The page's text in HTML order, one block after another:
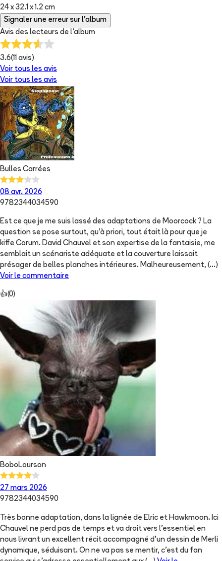
24 x 32.1 x 1.2 cm
Signaler une erreur sur l'album
Avis des lecteurs de l'album
3.6(11 avis)
Voir tous les avis
Voir tous les avis
Bulles Carrées
08 avr. 2026
9782344034590
Est ce que je me suis lassé des adaptations de Moorcock ? La
question se pose surtout, qu'à priori, tout était là pour que je
kiffe Corum. David Chauvel et son expertise de la fantaisie, me
semblait un scénariste adéquate et la couverture laissait
présager de belles planches intérieures. Malheureusement, (...)
Voir le commentaire
👍(0)
BoboLourson
27 mars 2026
9782344034590
Très bonne adaptation, dans la lignée de Elric et Hawkmoon. Ici
Chauvel ne perd pas de temps et va droit vers l'essentiel en
nous livrant un excellent récit accompagné d'un dessin de Merli
dynamique, séduisant. On ne va pas se mentir, c'est du fan